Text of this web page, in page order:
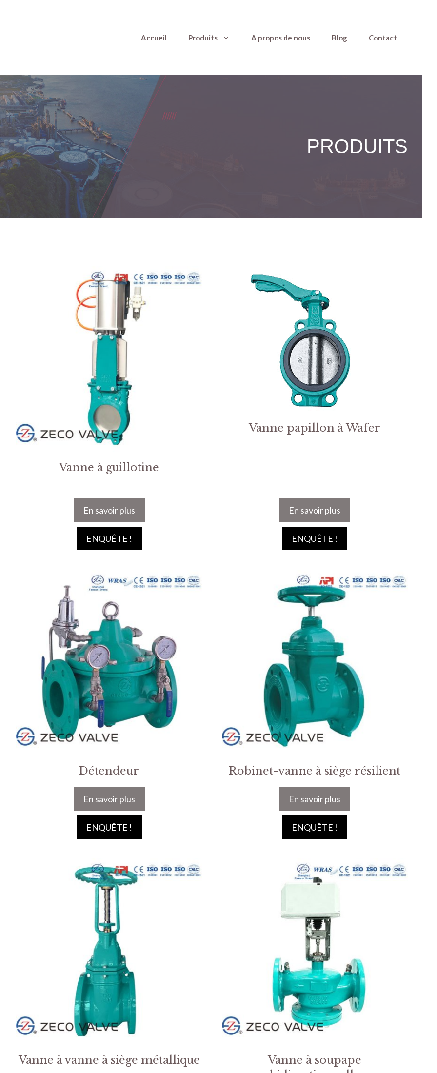
Accueil Produits A propos de nous Blog Contact
PRODUITS
Vanne à guillotine
En savoir plus
ENQUÊTE !
Vanne papillon à Wafer
En savoir plus
ENQUÊTE !
Détendeur
En savoir plus
ENQUÊTE !
Robinet-vanne à siège résilient
En savoir plus
ENQUÊTE !
Vanne à vanne à siège métallique
Vanne à soupape